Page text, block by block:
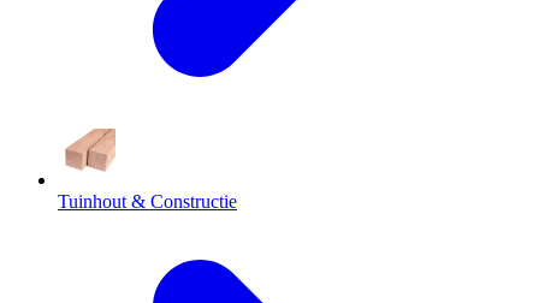
Tuinhout & Constructie